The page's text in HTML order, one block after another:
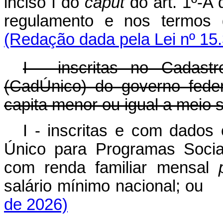
regulamento e nos
(Redação dada pela Lei nº
I - inscritas no
(CadÚnico) do governo
capitamenor ou igual a meio
I - inscritas e com dados
Único para Programas
com renda familiar mensal
salário mínimo nacional;
de 2026)